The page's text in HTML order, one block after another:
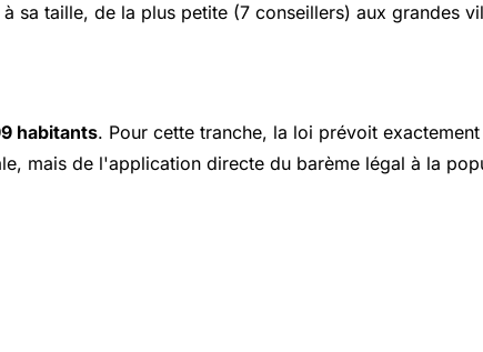
sa taille, de la plus petite (7 conseillers) aux grandes
habitants. Pour cette tranche, la loi prévoit exactement
mais de l'application directe du barème légal à la